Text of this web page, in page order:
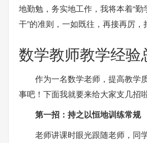
地勤勉，务实地工作，我将本着“
干”的准则，一如既往，再接再厉，
数学教师教学经验
作为一名数学老师，提高教学
事吧！下面我就要来给大家支几招
第一招：持之以恒地训练常规
老师讲课时眼光跟随老师，同